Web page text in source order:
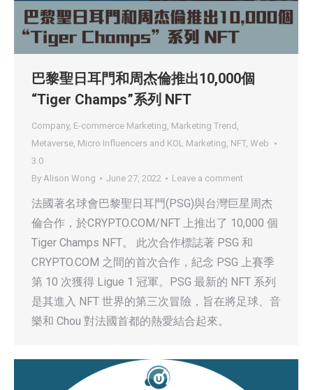
巴黎聖日耳門和周杰倫推出10,000個
“Tiger Champs”系列 NFT
Company, E-commerce Marketing, Marketing Trend ,
Metaverse, Micro Influencers and KOL Marketing, NFT, Web
3.0
By Alison Wong June 27, 2022 Leave a comment
法國著名球會巴黎聖日耳門(PSG)與台灣巨星周杰
倫合作，於CRYPTO.COM/NFT 上推出了 10,000 個
Tiger Champs NFT。 此次合作標誌著 PSG 和
CRYPTO.COM 之間的首次合作，紀念 PSG 上賽季
第 10 次獲得 Ligue 1 冠軍。PSG 最新的 NFT 系列
是其進入 NFT 世界的第三次冒險，旨在將足球、音
樂和 Chou 對法國首都的熱愛結合起來。